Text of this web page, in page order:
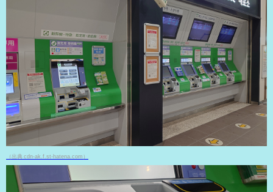
（出典 cdn-ak.f.st-hatena.com）